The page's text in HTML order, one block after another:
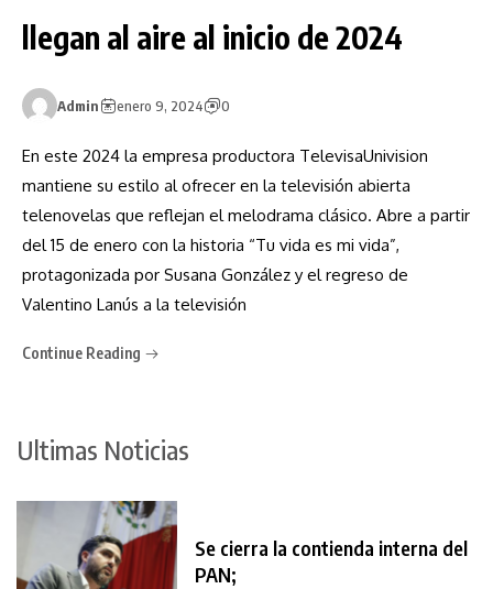
llegan al aire al inicio de 2024
Admin enero 9, 2024 0
En este 2024 la empresa productora TelevisaUnivision
mantiene su estilo al ofrecer en la televisión abierta
telenovelas que reflejan el melodrama clásico. Abre a partir
del 15 de enero con la historia “Tu vida es mi vida”,
protagonizada por Susana González y el regreso de
Valentino Lanús a la televisión
Continue Reading
Ultimas Noticias
Se cierra la contienda interna del
PAN;